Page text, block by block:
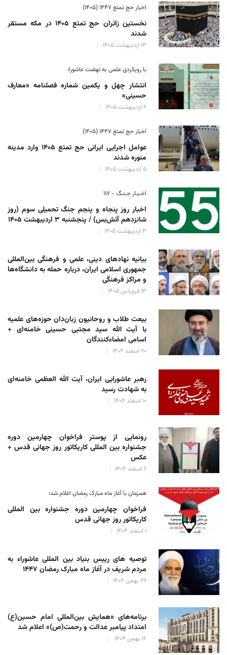
اخبار حج تمتع ۱۴۴۷ (۱۴۰۵)
نخستین زائران حج تمتع ۱۴۰۵ در مکه مستقر
شدند
۱۳ اردیبهشت ۱۴۰۵
با رویکردی علمی به نهضت عاشورا؛
انتشار چهل و یکمین شماره فصلنامه «معارف
حسینی»
۶ اردیبهشت ۱۴۰۵
اخبار حج تمتع ۱۴۴۷ (۱۴۰۵)
عوامل اجرایی ایرانی حج تمتع ۱۴۰۵ وارد مدینه
منوره ‌شدند
۵ اردیبهشت ۱۴۰۵
اخـبـار جـنـگ - ۱۱۷
اخبار روز پنجاه و پنجم جنگ تحمیلی سوم (روز
شانزدهم آتش‌بس) / پنجشنبه ۳ اردیبهشت ۱۴۰۵
۳ اردیبهشت ۱۴۰۵
بیانیه نهادهای دینی، علمی و فرهنگی بین‌المللی
جمهوری اسلامی ایران، درباره حمله به دانشگاه‌ها
و مراکز فرهنگی
۱۳ فروردین ۱۴۰۵
بیعت طلاب و روحانیون زبان‌دان حوزه‌های علمیه
با آیت الله سید مجتبی حسینی خامنه‌ای +
اسامی امضاءکنندگان
۲۰ اسفند ۱۴۰۴
رهبر عاشورایی ایران، آیت الله العظمی خامنه‌ای
به شهادت رسید
۱۰ اسفند ۱۴۰۴
رونمایی از پوستر فراخوان چهارمین دوره
جشنواره بین المللی کاریکاتور روز جهانی قدس +
عکس
۲ اسفند ۱۴۰۴
همزمان با آغاز ماه مبارک رمضان اعلام شد؛
فراخوان چهارمین دوره جشنواره بین المللی
کاریکاتور روز جهانی قدس
۱ اسفند ۱۴۰۴
توصیه های رییس بنیاد بین المللی عاشوراء به
مردم شریف در آغاز ماه مبارک رمضان ۱۴۴۷
۲۹ بهمن ۱۴۰۴
برنامه‌های «همایش بین‌المللی امام حسین(ع)
امتداد پیامبر عدالت و رحمت(ص)» اعلام شد
۱۶ بهمن ۱۴۰۴